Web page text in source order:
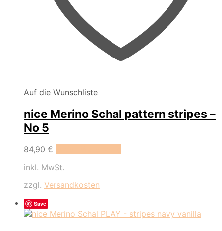
Auf die Wunschliste
nice Merino Schal pattern stripes –
No 5
84,90 €
inkl. MwSt.
zzgl. Versandkosten
Save